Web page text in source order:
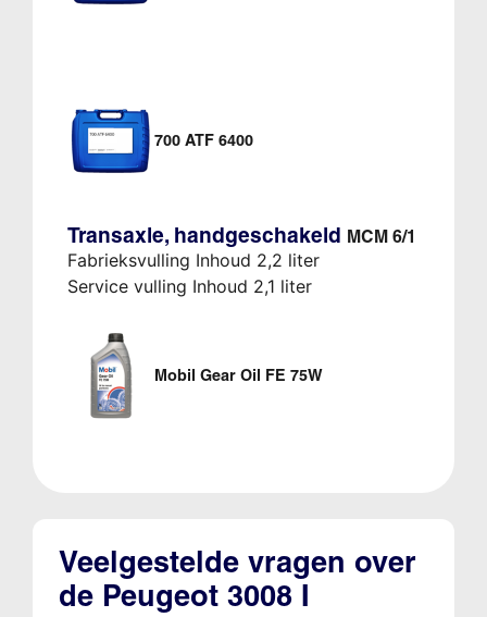
700 ATF 6400
Transaxle, handgeschakeld MCM 6/1
Fabrieksvulling Inhoud 2,2 liter
Service vulling Inhoud 2,1 liter
Mobil Gear Oil FE 75W
Veelgestelde vragen over
de Peugeot 3008 I